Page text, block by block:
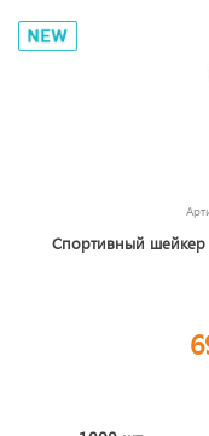
Спортивный шейкер